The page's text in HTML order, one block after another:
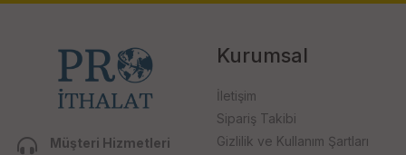
Müşteri Hizmetleri
Kurumsal
İletişim
Sipariş Takibi
Gizlilik ve Kullanım Şartları